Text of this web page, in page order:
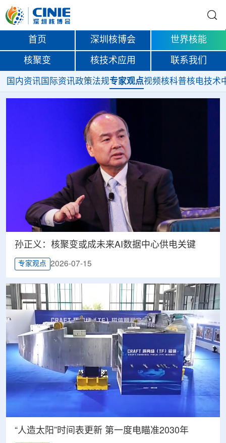
首页 深圳核博会 世界核能
核聚变 核技术应用 联系我们
国内资讯 国际资讯政策法规专家观点视频核科普核电技术
孙正义：核聚变或成未来AI数据中心供电关键
专家观点 2026-07-15
“人造太阳”时间表更新 第一度电瞄准2030年